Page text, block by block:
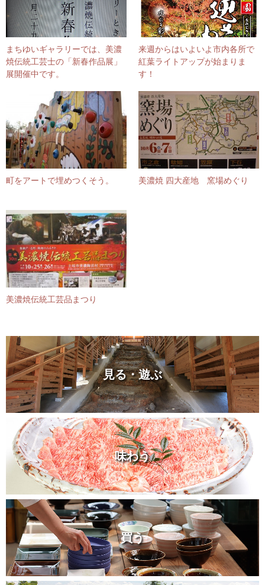
まちゆいギャラリーでは、美濃
焼伝統工芸士の「新春作品展」
展開催中です。
来週からはいよいよ市内各所で
紅葉ライトアップが始まりま
す！
町をアートで埋めつくそう。 美濃焼 四大産地 窯場めぐり
美濃焼伝統工芸品まつり
見る・遊ぶ
味わう
買う